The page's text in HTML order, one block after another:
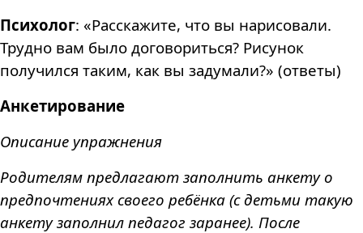
Психолог: «Расскажите, что вы нарисовали.
Трудно вам было договориться? Рисунок
получился таким, как вы задумали?» (ответы)
Анкетирование
Описание упражнения
Родителям предлагают заполнить анкету о
предпочтениях своего ребёнка (с детьми такую
анкету заполнил педагог заранее). После